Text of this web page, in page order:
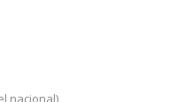
nacional)